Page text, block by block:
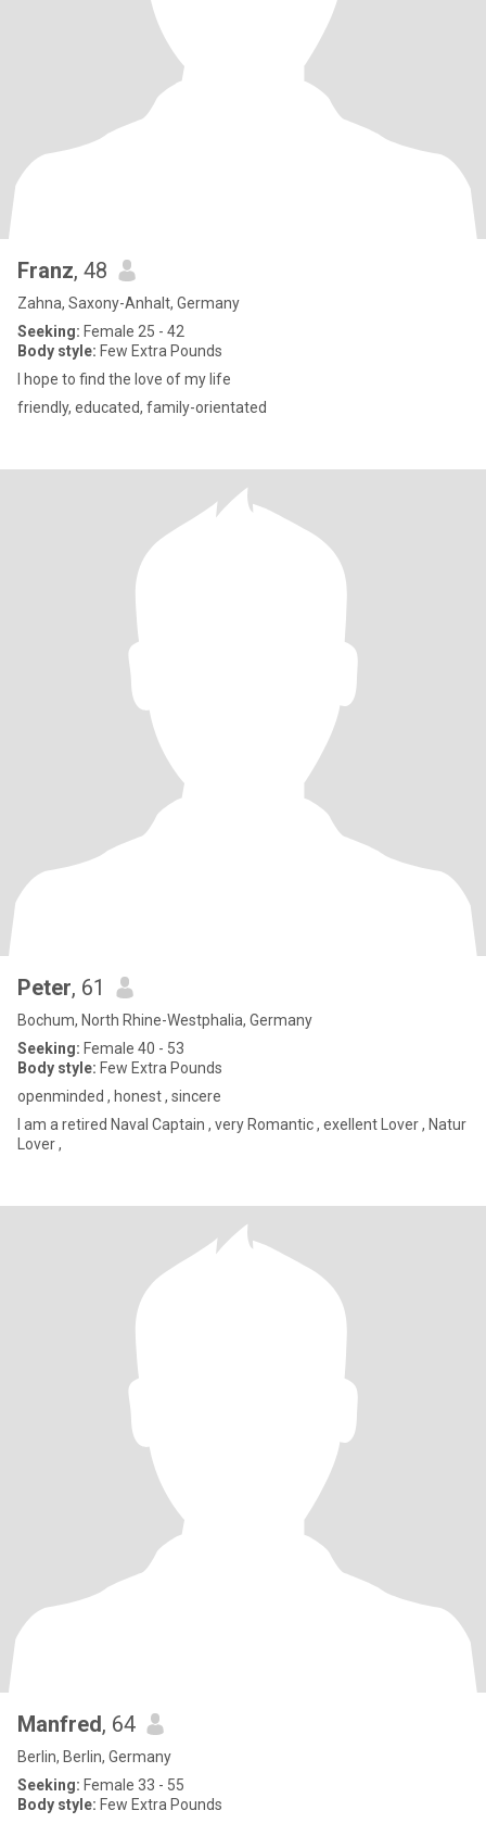
Franz, 48
Zahna, Saxony-Anhalt, Germany
Seeking: Female 25 - 42
Body style: Few Extra Pounds
I hope to find the love of my life
friendly, educated, family-orientated
Peter, 61
Bochum, North Rhine-Westphalia, Germany
Seeking: Female 40 - 53
Body style: Few Extra Pounds
openminded , honest , sincere
I am a retired Naval Captain , very Romantic , exellent Lover , Natur
Lover ,
Manfred, 64
Berlin, Berlin, Germany
Seeking: Female 33 - 55
Body style: Few Extra Pounds